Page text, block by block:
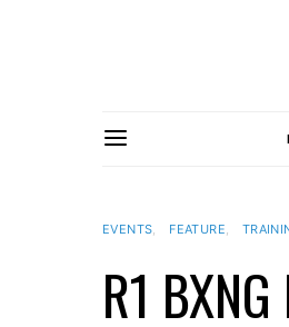
EVENTS FEATURE
R1